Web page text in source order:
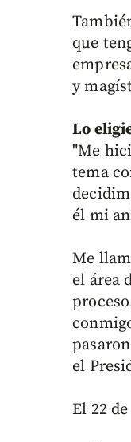
que
y
Lo
"Me
tema
él mi
Me
el área
el
El 22